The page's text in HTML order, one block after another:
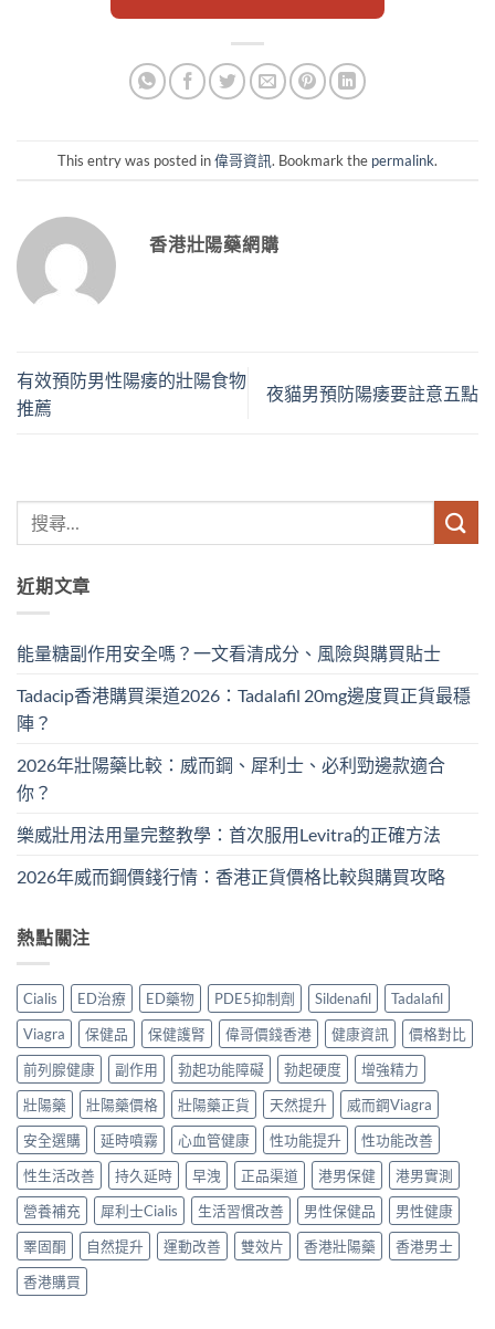
This entry was posted in偉哥資訊. Bookmark the permalink.
香港壯陽藥網購
有效預防男性陽痿的壯陽食物
推薦
夜貓男預防陽痿要註意五點
近期文章
能量糖副作用安全嗎？一文看清成分、風險與購買貼士
Tadacip香港購買渠道2026：Tadalafil 20mg邊度買正貨最穩
陣？
2026年壯陽藥比較：威而鋼、犀利士、必利勁邊款適合
你？
樂威壯用法用量完整教學：首次服用Levitra的正確方法
2026年威而鋼價錢行情：香港正貨價格比較與購買攻略
熱點關注
Cialis ED治療 ED藥物 PDE5抑制劑 Sildenafil
Tadalafil
Viagra
保健品 保健護腎 偉哥價錢香港 健康資訊
價格對比
前列腺健康
副作用 勃起功能障礙 勃起硬度
增強精力
壯陽藥
壯陽藥價格 壯陽藥正貨 天然提升
威而鋼Viagra
安全選購
延時噴霧 心血管健康 性功能提升
性功能改善
性生活改善
持久延時 早洩 正品渠道 港男保健
港男實測
營養補充
犀利士Cialis 生活習慣改善 男性保健品
男性健康
睪固酮
自然提升 運動改善 雙效片 香港壯陽藥
香港男士
香港購買